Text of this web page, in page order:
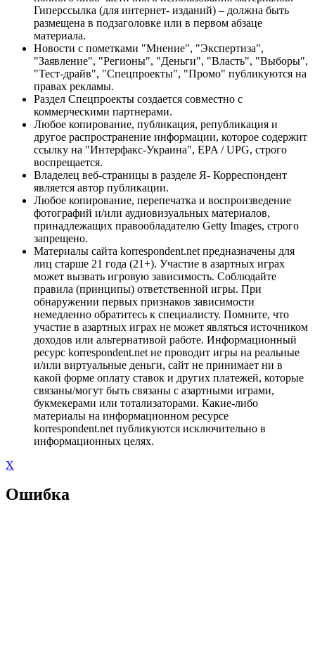
Гиперссылка (для интернет- изданий) – должна быть
размещена в подзаголовке или в первом абзаце
материала.
Новости с пометками "Мнение", "Экспертиза",
"Заявление", "Регионы", "Деньги", "Власть", "Выборы",
"Тест-драйв", "Спецпроекты", "Промо" публикуются на
правах рекламы.
Раздел Спецпроекты создается совместно с
коммерческими партнерами.
Любое копирование, публикация, републикация и
другое распространение информации, которое содержит
ссылку на "Интерфакс-Украина", EPA / UPG, строго
воспрещается.
Владелец веб-страницы в разделе Я- Корреспондент
является автор публикации.
Любое копирование, перепечатка и воспроизведение
фотографий и/или аудиовизуальных материалов,
принадлежащих правообладателю Getty Images, строго
запрещено.
Материалы сайта korrespondent.net предназначены для
лиц старше 21 года (21+). Участие в азартных играх
может вызвать игровую зависимость. Соблюдайте
правила (принципы) ответственной игры. При
обнаружении первых признаков зависимости
немедленно обратитесь к специалисту. Помните, что
участие в азартных играх не может являться источником
доходов или альтернативой работе. Информационный
ресурс korrespondent.net не проводит игры на реальные
и/или виртуальные деньги, сайт не принимает ни в
какой форме оплату ставок и других платежей, которые
связаны/могут быть связаны с азартными играми,
букмекерами или тотализаторами. Какие-либо
материалы на информационном ресурсе
korrespondent.net публикуются исключительно в
информационных целях.
X
Ошибка